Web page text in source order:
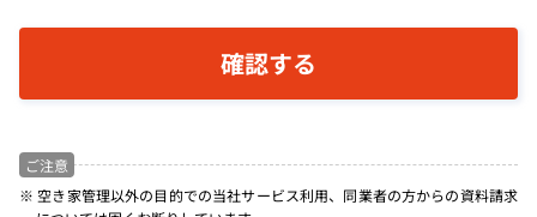
ご注意
※ 空き家管理以外の目的での当社サービス利用、同業者の方からの資料請求